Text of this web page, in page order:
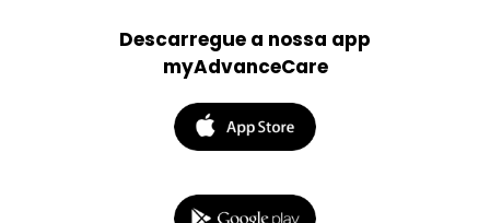
Descarregue a nossa app
myAdvanceCare